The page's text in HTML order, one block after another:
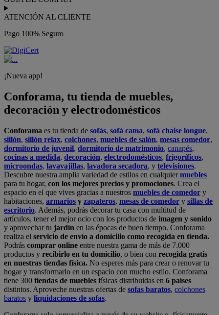
ATENCIÓN AL CLIENTE
Pago 100% Seguro
¡Nueva app!
Conforama, tu tienda de muebles,
decoración y electrodomésticos
Conforama es tu tienda de sofás, sofá cama, sofá chaise longue,
sillón, sillón relax, colchones, muebles de salón, mesas comedor,
dormitorio de juvenil, dormitorio de matrimonio, canapés,
cocinas a medida, decoración, electrodomésticos, frigoríficos,
microondas, lavavajillas, lavadora secadora, y televisiones.
Descubre nuestra amplia variedad de estilos en cualquiermuebles
para tu hogar, con los mejores precios y promociones. Crea el
espacio en el que vives gracias a nuestros muebles de comedor y
habitaciones, armarios y zapateros, mesas de comedor y sillas de
escritorio. Además, podrás decorar tu casa con multitud de
artículos, tener el mejor ocio con los productos de imagen y sonido
y aprovechar tu jardín en las épocas de buen tiempo. Conforama
realiza el servicio de envío a domicilio como recogida en tienda.
Podrás comprar online entre nuestra gama de más de 7.000
productos y recibirlo en tu domicilio, o bien con recogida gratis
en nuestras tiendas física. No esperes más para crear o renovar tu
hogar y transformarlo en un espacio con mucho estilo. Conforama
tiene 300 tiendas de muebles físicas distribuidas en 6 países
distintos. Aproveche nuestras ofertas de sofas baratos, colchones
baratos y liquidaciones de sofas.